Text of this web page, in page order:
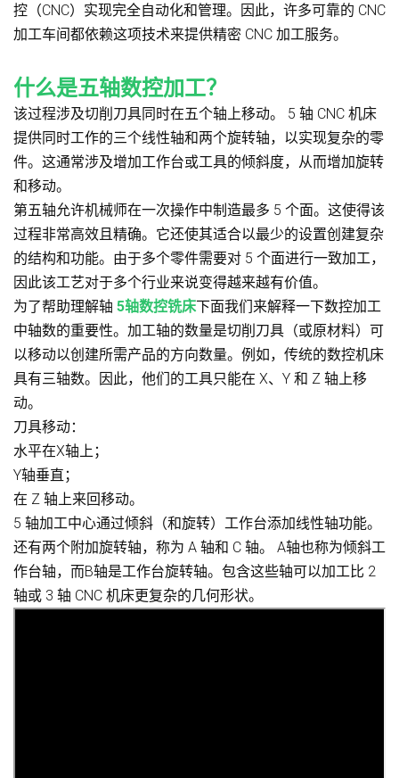
控（CNC）实现完全自动化和管理。因此，许多可靠的 CNC
加工车间都依赖这项技术来提供精密 CNC 加工服务。
什么是五轴数控加工？
该过程涉及切削刀具同时在五个轴上移动。 5 轴 CNC 机床
提供同时工作的三个线性轴和两个旋转轴，以实现复杂的零
件。这通常涉及增加工作台或工具的倾斜度，从而增加旋转
和移动。
第五轴允许机械师在一次操作中制造最多 5 个面。这使得该
过程非常高效且精确。它还使其适合以最少的设置创建复杂
的结构和功能。由于多个零件需要对 5 个面进行一致加工，
因此该工艺对于多个行业来说变得越来越有价值。
为了帮助理解轴 5轴数控铣床下面我们来解释一下数控加工
中轴数的重要性。加工轴的数量是切削刀具（或原材料）可
以移动以创建所需产品的方向数量。例如，传统的数控机床
具有三轴数。因此，他们的工具只能在 X、Y 和 Z 轴上移
动。
刀具移动：
水平在X轴上；
Y轴垂直；
在 Z 轴上来回移动。
5 轴加工中心通过倾斜（和旋转）工作台添加线性轴功能。
还有两个附加旋转轴，称为 A 轴和 C 轴。 A轴也称为倾斜工
作台轴，而B轴是工作台旋转轴。包含这些轴可以加工比 2
轴或 3 轴 CNC 机床更复杂的几何形状。